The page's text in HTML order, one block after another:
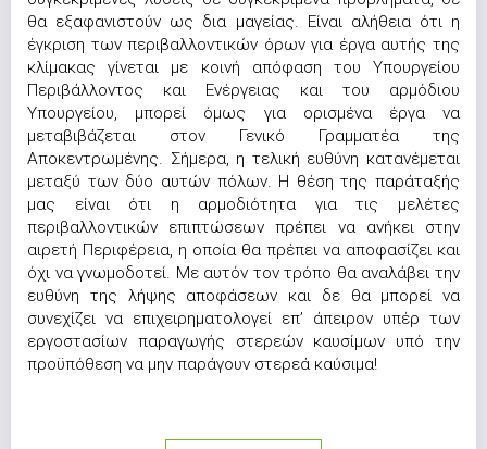
θα εξαφανιστούν ως δια μαγείας. Είναι αλήθεια ότι η
έγκριση των περιβαλλοντικών όρων για έργα αυτής της
κλίμακας γίνεται με κοινή απόφαση του Υπουργείου
Περιβάλλοντος και Ενέργειας και του αρμόδιου
Υπουργείου, μπορεί όμως για ορισμένα έργα να
μεταβιβάζεται στον Γενικό Γραμματέα της
Αποκεντρωμένης. Σήμερα, η τελική ευθύνη κατανέμεται
μεταξύ των δύο αυτών πόλων. Η θέση της παράταξής
μας είναι ότι η αρμοδιότητα για τις μελέτες
περιβαλλοντικών επιπτώσεων πρέπει να ανήκει στην
αιρετή Περιφέρεια, η οποία θα πρέπει να αποφασίζει και
όχι να γνωμοδοτεί. Με αυτόν τον τρόπο θα αναλάβει την
ευθύνη της λήψης αποφάσεων και δε θα μπορεί να
συνεχίζει να επιχειρηματολογεί επ’ άπειρον υπέρ των
εργοστασίων παραγωγής στερεών καυσίμων υπό την
προϋπόθεση να μην παράγουν στερεά καύσιμα!